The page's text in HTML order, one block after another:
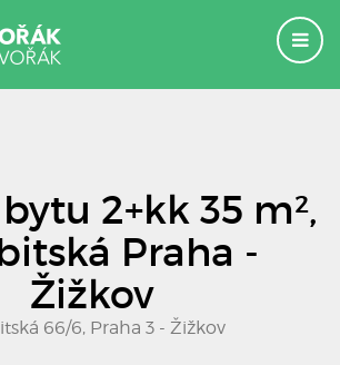
2+kk 35 m²,
Praha -
Žižkov
66/6, Praha 3 - Žižkov